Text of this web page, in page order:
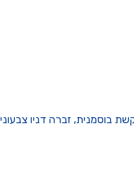
בוסמנית, זברה דניו צבעוני